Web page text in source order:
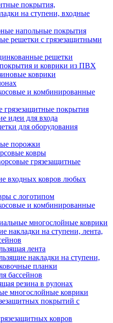
покрытия,
на ступени, входные
напольные покрытия
решетки с грязезащитными
решетки
и коврики из ПВХ
коврики
и комбинированные
покрытия
идеи для входа
для оборудования
порожки
ковры
грязезащитные
входных ковров любых
с логотипом
и комбинированные
многослойные коврики
накладки на ступени, лента,
лента
накладки на ступени,
планки
бассейнов
резина в рулонах
многослойные коврики
покрытий с
ковров